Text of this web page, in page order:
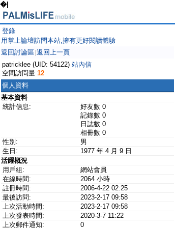
�|
登錄
用掌上論壇訪問本站,擁有更好閱讀體驗
返回討論區 返回上一頁
patricklee (UID: 54122) 站內信
空間訪問量 12
個人資料
基本資料
統計信息:
好友數 0
記錄數 0
日誌數 0
相冊數 0
性別:
男
生日:
1977 年 4 月 9 日
活躍概況
用戶組:
網站會員
在線時間:
2064 小時
註冊時間:
2006-4-22 02:25
最後訪問:
2023-2-17 09:58
上次活動時間:
2023-2-17 09:58
上次發表時間:
2020-3-7 11:22
上次郵件通知:
0